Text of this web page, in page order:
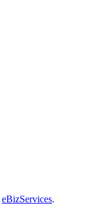
eBizServices.